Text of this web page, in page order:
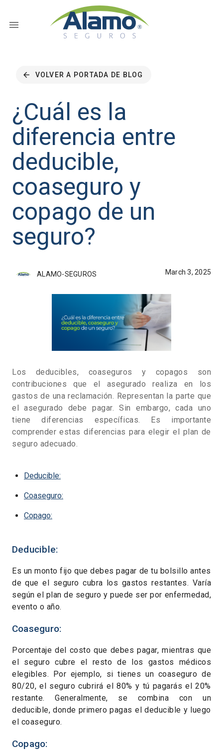
VOLVER A PORTADA DE BLOG
¿Cuál es la
diferencia entre
deducible,
coaseguro y
copago de un
seguro?
ALAMO-SEGUROS March 3, 2025
Los deducibles, coaseguros y copagos son
contribuciones que el asegurado realiza en los
gastos de una reclamación. Representan la parte que
el asegurado debe pagar. Sin embargo, cada uno
tiene diferencias específicas. Es importante
comprender estas diferencias para elegir el plan de
seguro adecuado.
Deducible:
Coaseguro:
Copago:
Deducible:
Es un monto fijo que debes pagar de tu bolsillo antes
de que el seguro cubra los gastos restantes. Varía
según el plan de seguro y puede ser por enfermedad,
evento o año.
Coaseguro:
Porcentaje del costo que debes pagar, mientras que
el seguro cubre el resto de los gastos médicos
elegibles. Por ejemplo, si tienes un coaseguro de
80/20, el seguro cubrirá el 80% y tú pagarás el 20%
restante. Generalmente, se combina con un
deducible, donde primero pagas el deducible y luego
el coaseguro.
Copago: